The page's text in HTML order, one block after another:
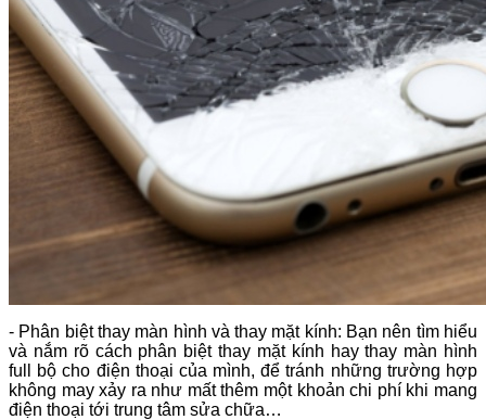
- Phân biệt thay màn hình và thay mặt kính: Bạn nên tìm hiểu
và nắm rõ cách phân biệt thay mặt kính hay thay màn hình
full bộ cho điện thoại của mình, để tránh những trường hợp
không may xảy ra như mất thêm một khoản chi phí khi mang
điện thoại tới trung tâm sửa chữa…